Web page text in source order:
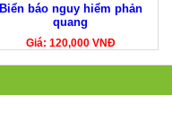
Biển báo nguy hiểm phản
quang
Giá: 120,000 VNĐ